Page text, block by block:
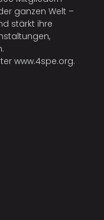
ganzen Welt –
stärkt ihre
www.4spe.org.